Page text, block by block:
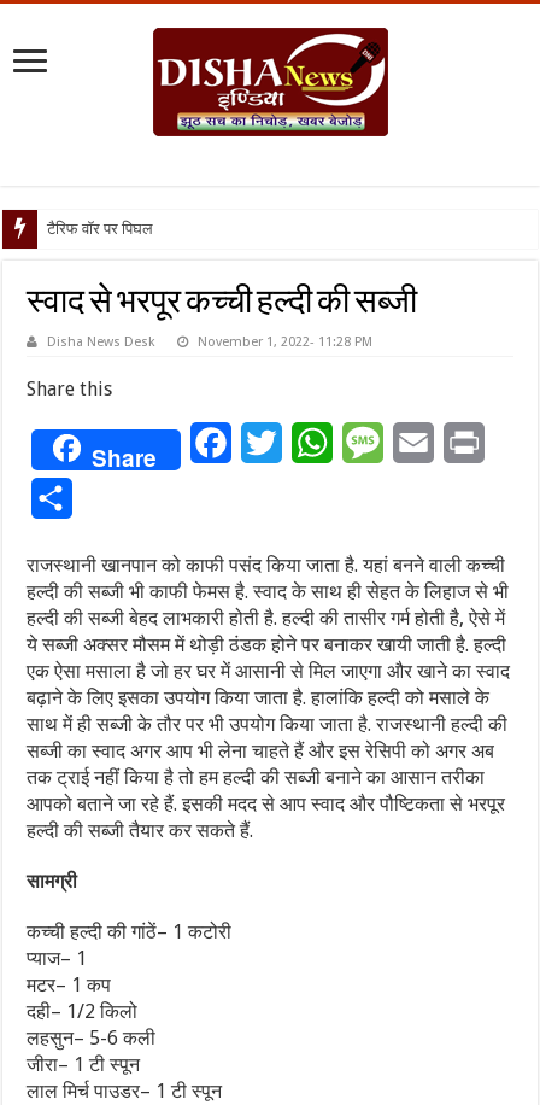
टैरिफ वॉर पर पिघली बर्फ, ट्रंप औ
स्वाद से भरपूर कच्ची हल्दी की सब्जी
Disha News Desk November 1, 2022- 11:28 PM
Share this
Share FacebookTwitterWhatsAppMessageEmail
राजस्थानी खानपान को काफी पसंद किया जाता है. यहां बनने वाली कच्ची
हल्दी की सब्जी भी काफी फेमस है. स्वाद के साथ ही सेहत के लिहाज से भी
हल्दी की सब्जी बेहद लाभकारी होती है. हल्दी की तासीर गर्म होती है, ऐसे में
ये सब्जी अक्सर मौसम में थोड़ी ठंडक होने पर बनाकर खायी जाती है. हल्दी
एक ऐसा मसाला है जो हर घर में आसानी से मिल जाएगा और खाने का स्वाद
बढ़ाने के लिए इसका उपयोग किया जाता है. हालांकि हल्दी को मसाले के
साथ में ही सब्जी के तौर पर भी उपयोग किया जाता है. राजस्थानी हल्दी की
सब्जी का स्वाद अगर आप भी लेना चाहते हैं और इस रेसिपी को अगर अब
तक ट्राई नहीं किया है तो हम हल्दी की सब्जी बनाने का आसान तरीका
आपको बताने जा रहे हैं. इसकी मदद से आप स्वाद और पौष्टिकता से भरपूर
हल्दी की सब्जी तैयार कर सकते हैं.
सामग्री
कच्ची हल्दी की गांठें– 1 कटोरी
प्याज– 1
मटर– 1 कप
दही– 1/2 किलो
लहसुन– 5-6 कली
जीरा– 1 टी स्पून
लाल मिर्च पाउडर– 1 टी स्पून